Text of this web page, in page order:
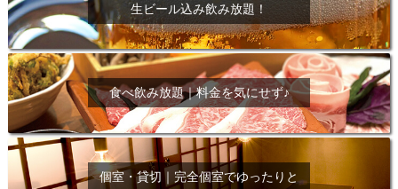
生ビール込み飲み放題！
食べ飲み放題｜料金を気にせず♪
個室・貸切｜完全個室でゆったりと